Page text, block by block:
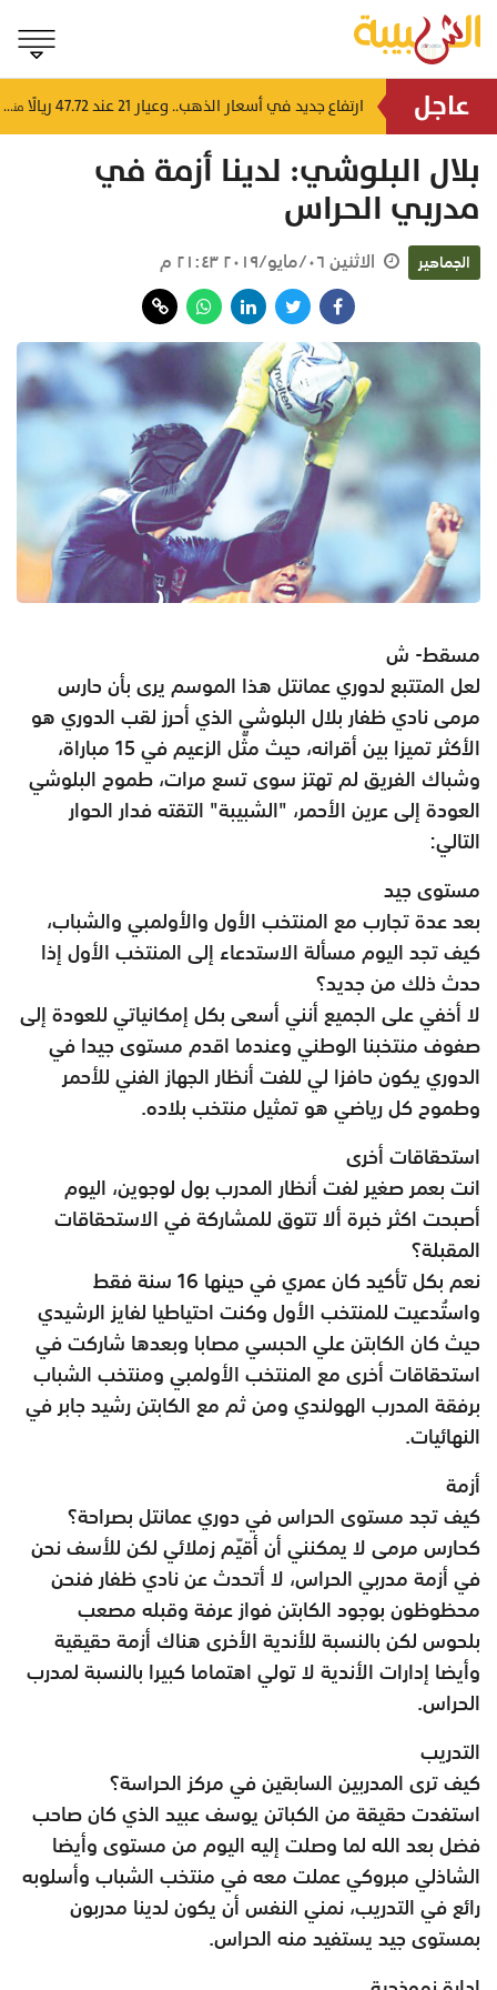
عاجل منذ ٤ ساعات
ارتفاع جديد في أسعار الذهب.. وعيار 21 عند 47.72 ريالًا منذ ٤ ساعات
بلال البلوشي: لدينا أزمة في
مدربي الحراس
الجماهير الاثنين ٠٦/مايو/٢٠١٩ ٢١:٤٣ م
مسقط- ش
لعل المتتبع لدوري عمانتل هذا الموسم يرى بأن حارس
مرمى نادي ظفار بلال البلوشي الذي أحرز لقب الدوري هو
الأكثر تميزا بين أقرانه، حيث مثّل الزعيم في 15 مباراة،
وشباك الفريق لم تهتز سوى تسع مرات، طموح البلوشي
العودة إلى عرين الأحمر، "الشبيبة" التقته فدار الحوار
التالي:
مستوى جيد
بعد عدة تجارب مع المنتخب الأول والأولمبي والشباب،
كيف تجد اليوم مسألة الاستدعاء إلى المنتخب الأول إذا
حدث ذلك من جديد؟
لا أخفي على الجميع أنني أسعى بكل إمكانياتي للعودة إلى
صفوف منتخبنا الوطني وعندما اقدم مستوى جيدا في
الدوري يكون حافزا لي للفت أنظار الجهاز الفني للأحمر
وطموح كل رياضي هو تمثيل منتخب بلاده.
استحقاقات أخرى
انت بعمر صغير لفت أنظار المدرب بول لوجوين، اليوم
أصبحت اكثر خبرة ألا تتوق للمشاركة في الاستحقاقات
المقبلة؟
نعم بكل تأكيد كان عمري في حينها 16 سنة فقط
واستُدعيت للمنتخب الأول وكنت احتياطيا لفايز الرشيدي
حيث كان الكابتن علي الحبسي مصابا وبعدها شاركت في
استحقاقات أخرى مع المنتخب الأولمبي ومنتخب الشباب
برفقة المدرب الهولندي ومن ثم مع الكابتن رشيد جابر في
النهائيات.
أزمة
كيف تجد مستوى الحراس في دوري عمانتل بصراحة؟
كحارس مرمى لا يمكنني أن أقيّم زملائي لكن للأسف نحن
في أزمة مدربي الحراس، لا أتحدث عن نادي ظفار فنحن
محظوظون بوجود الكابتن فواز عرفة وقبله مصعب
بلحوس لكن بالنسبة للأندية الأخرى هناك أزمة حقيقية
وأيضا إدارات الأندية لا تولي اهتماما كبيرا بالنسبة لمدرب
الحراس.
التدريب
كيف ترى المدربين السابقين في مركز الحراسة؟
استفدت حقيقة من الكباتن يوسف عبيد الذي كان صاحب
فضل بعد الله لما وصلت إليه اليوم من مستوى وأيضا
الشاذلي مبروكي عملت معه في منتخب الشباب وأسلوبه
رائع في التدريب، نمني النفس أن يكون لدينا مدربون
بمستوى جيد يستفيد منه الحراس.